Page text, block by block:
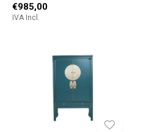
€985,00
IVA Incl.